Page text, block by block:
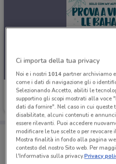
Autogrill
Scade il 06/09
Porta DoveConviene
Puoi trovare le migliori
salvarle e creare la tua
dal tuo cellulare.
Ci importa della tua privacy
Noi e i nostri 1014partner archiviamo
come i dati di navigazione gli o
Selezionando Accetto, abiliti le
supportino gli scopi mostrati alla voce
dati da fornire". Nel caso in cui queste
disabilitate, alcuni contenuti e
essere rilevanti. Puoi accedere
modificare le tue scelte o per
Mostra finalità in fondo alla pagina
contesto del nostro Sito web. Per
l'Informativa sulla privacy.Privacy